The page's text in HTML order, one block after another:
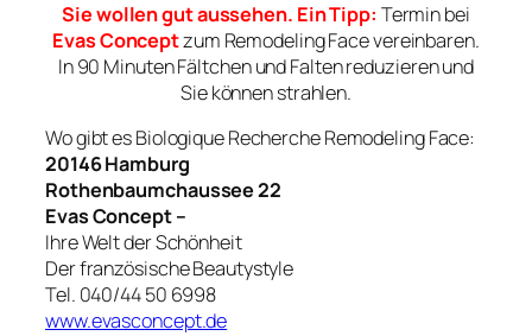
Sie wollen gut aussehen. Ein Tipp: Termin bei
Evas Conceptzum Remodeling Face vereinbaren.
In 90 Minuten Fältchen und Falten reduzieren und
Sie können strahlen.
Wo gibt es Biologique Recherche Remodeling Face:
20146 Hamburg
Rothenbaumchaussee 22
Evas Concept –
Ihre Welt der Schönheit
Der französische Beautystyle
Tel. 040/44 50 6998
www.evasconcept.de